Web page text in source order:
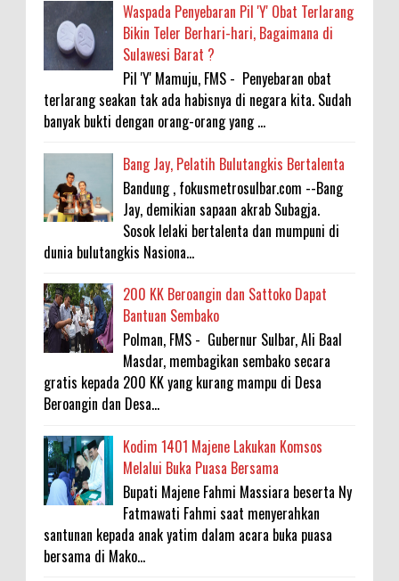
Waspada Penyebaran Pil 'Y' Obat Terlarang
Bikin Teler Berhari-hari, Bagaimana di
Sulawesi Barat ?
Pil 'Y' Mamuju, FMS - Penyebaran obat
terlarang seakan tak ada habisnya di negara kita. Sudah
banyak bukti dengan orang-orang yang ...
Bang Jay, Pelatih Bulutangkis Bertalenta
Bandung , fokusmetrosulbar.com --Bang
Jay, demikian sapaan akrab Subagja.
Sosok lelaki bertalenta dan mumpuni di
dunia bulutangkis Nasiona...
200 KK Beroangin dan Sattoko Dapat
Bantuan Sembako
Polman, FMS - Gubernur Sulbar, Ali Baal
Masdar, membagikan sembako secara
gratis kepada 200 KK yang kurang mampu di Desa
Beroangin dan Desa...
Kodim 1401 Majene Lakukan Komsos
Melalui Buka Puasa Bersama
Bupati Majene Fahmi Massiara beserta Ny
Fatmawati Fahmi saat menyerahkan
santunan kepada anak yatim dalam acara buka puasa
bersama di Mako...